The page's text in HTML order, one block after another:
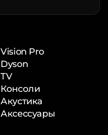
Vision Pro
Dyson
TV
Консоли
Акустика
Аксессуары